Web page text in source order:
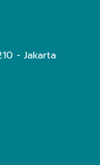
- Jakarta